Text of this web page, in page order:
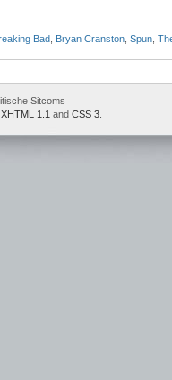
Bad Bryan Cranston Spun
Sitcoms
XHTML 1.1 and CSS 3